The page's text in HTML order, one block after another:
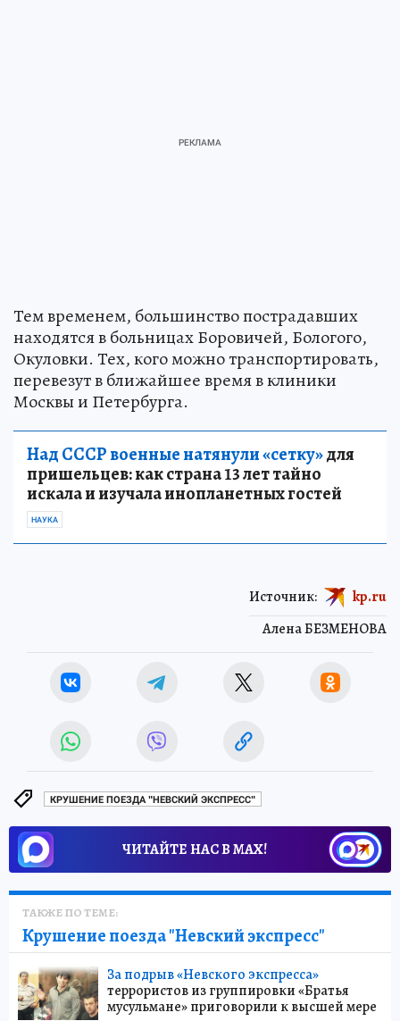
Тем временем, большинство пострадавших
находятся в больницах Боровичей, Бологого,
Окуловки. Тех, кого можно транспортировать,
перевезут в ближайшее время в клиники
Москвы и Петербурга.
Над СССР военные натянули «сетку»для
пришельцев: как страна 13 лет тайно
искала и изучала инопланетных гостей
НАУКА
Алена БЕЗМЕНОВА
Источник: kp.ru
КРУШЕНИЕ ПОЕЗДА "НЕВСКИЙ ЭКСПРЕСС"
ЧИТАЙТЕ НАС В МАХ!
ТАКЖЕ ПО ТЕМЕ:
Крушение поезда "Невский экспресс"
За подрыв «Невского экспресса»
террористов из группировки «Братья
мусульмане» приговорили к высшей мере